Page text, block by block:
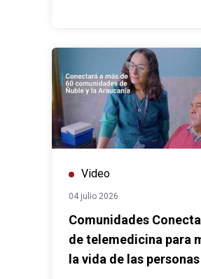
Video
04 julio 2026
Comunidades
de telemedicina para
la vida de las personas